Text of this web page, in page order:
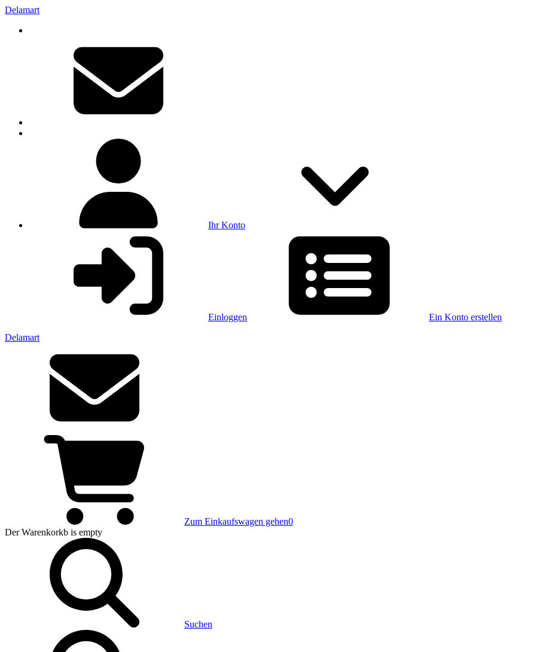
Delamart
Ihr Konto
Einloggen Ein Konto erstellen
Delamart
Zum Einkaufswagen gehen0
Der Warenkorkb is empty
Suchen